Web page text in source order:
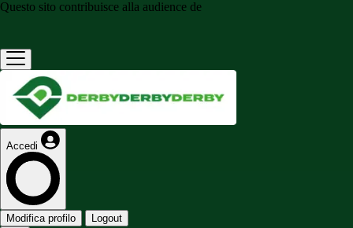
Questo sito contribuisce alla audience de
Accedi
Modifica profilo Logout